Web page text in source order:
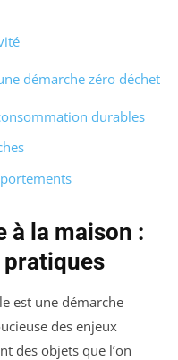
démarche zéro déchet
durables
à la maison :
est une démarche
des enjeux
des objets que l’on